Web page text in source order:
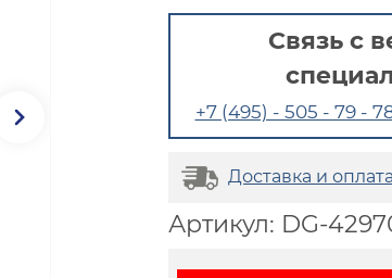
Связь с
+7 (495) - 505 - 79 -
Доставка и оплата
Артикул: DG-